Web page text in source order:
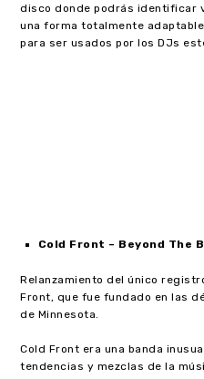
disco donde podrás identificar
una forma totalmente
para ser usados por los DJs
Cold Front – Beyond The
Relanzamiento del único
Front, que fue fundado en las
de Minnesota.
Cold Front era una banda
tendencias y mezclas de la